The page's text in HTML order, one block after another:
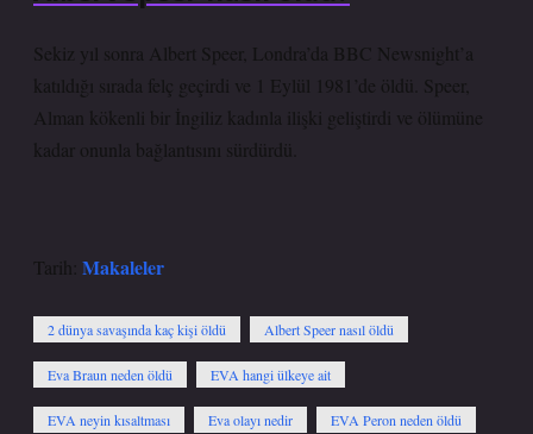
Sekiz yıl sonra Albert Speer, Londra’da BBC Newsnight’a
katıldığı sırada felç geçirdi ve 1 Eylül 1981’de öldü. Speer,
Alman kökenli bir İngiliz kadınla ilişki geliştirdi ve ölümüne
kadar onunla bağlantısını sürdürdü.
Tarih: Makaleler
2 dünya savaşında kaç kişi öldü Albert Speer nasıl öldü
Eva Braun neden öldü EVA hangi ülkeye ait
EVA neyin kısaltması Eva olayı nedir EVA Peron neden öldü